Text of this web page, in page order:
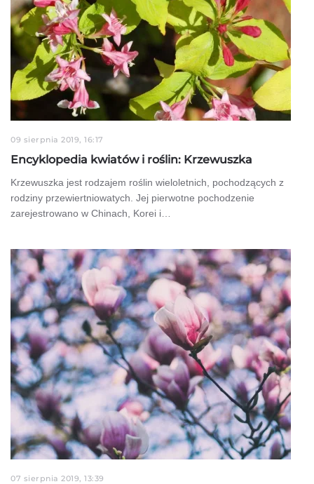
09 sierpnia 2019, 16:17
Encyklopedia kwiatów i roślin: Krzewuszka
Krzewuszka jest rodzajem roślin wieloletnich, pochodzących z
rodziny przewiertniowatych. Jej pierwotne pochodzenie
zarejestrowano w Chinach, Korei i…
07 sierpnia 2019, 13:39